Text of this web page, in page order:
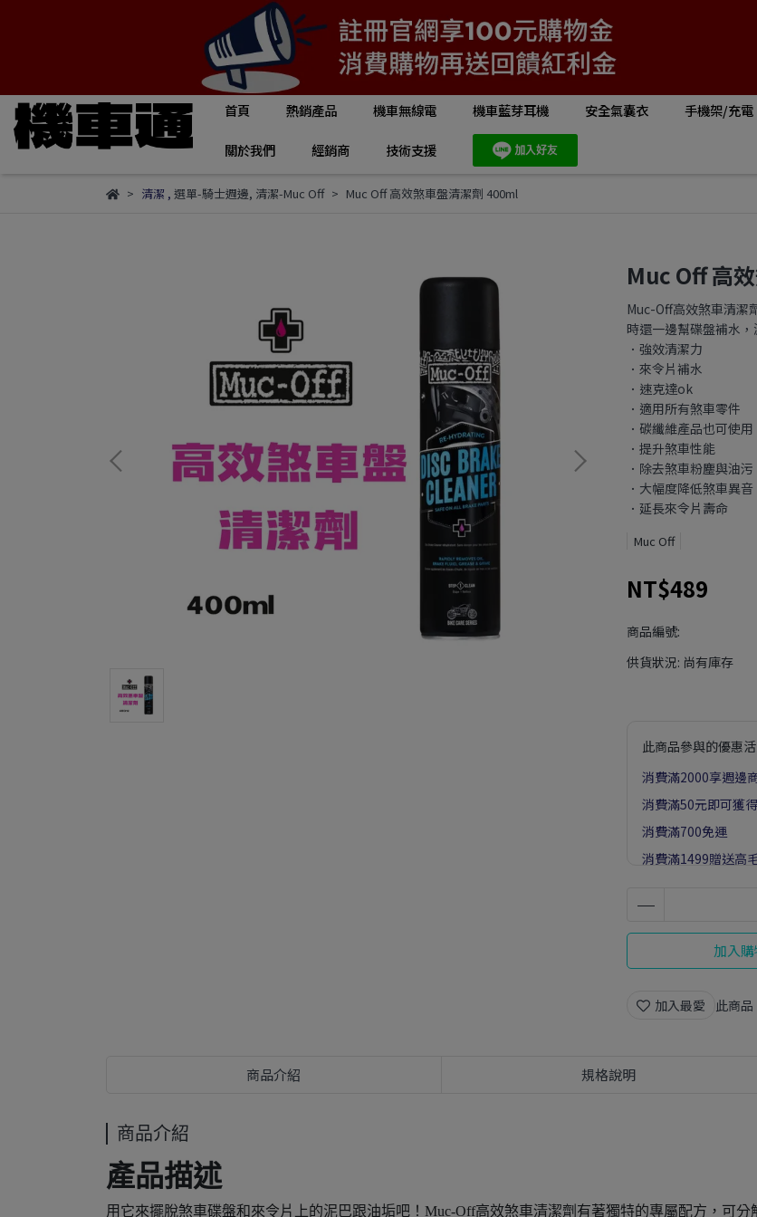
首頁 熱銷產品 機車無線電 機車藍芽耳機 安全氣囊衣 手機架/充電
關於我們 經銷商 技術支援
清潔 , 選單-騎士週邊, 清潔-Muc Off Muc Off 高效煞車盤清潔劑 400ml
Muc Off 高
Muc-Off高效煞車清潔
時還一邊幫碟盤補水
．強效清潔力
．來令片補水
．速克達ok
．適用所有煞車零件
．碳纖維產品也可使用
．提升煞車性能
．除去煞車粉塵與油污
．大幅度降低煞車異音
．延長來令片壽命
Muc Off
NT$489
商品編號:
供貨狀況: 尚有庫存
此商品參與的優惠
消費滿2000享週邊
消費滿50元即可獲
消費滿700免運
消費滿1499贈送高
加入
加入最愛 此商
商品介紹 規格說明
商品介紹
產品描述
用它來擺脫煞車碟盤和來令片上的泥巴跟油垢吧！Muc-Off高效煞車清潔劑有著獨特的專屬配方，可